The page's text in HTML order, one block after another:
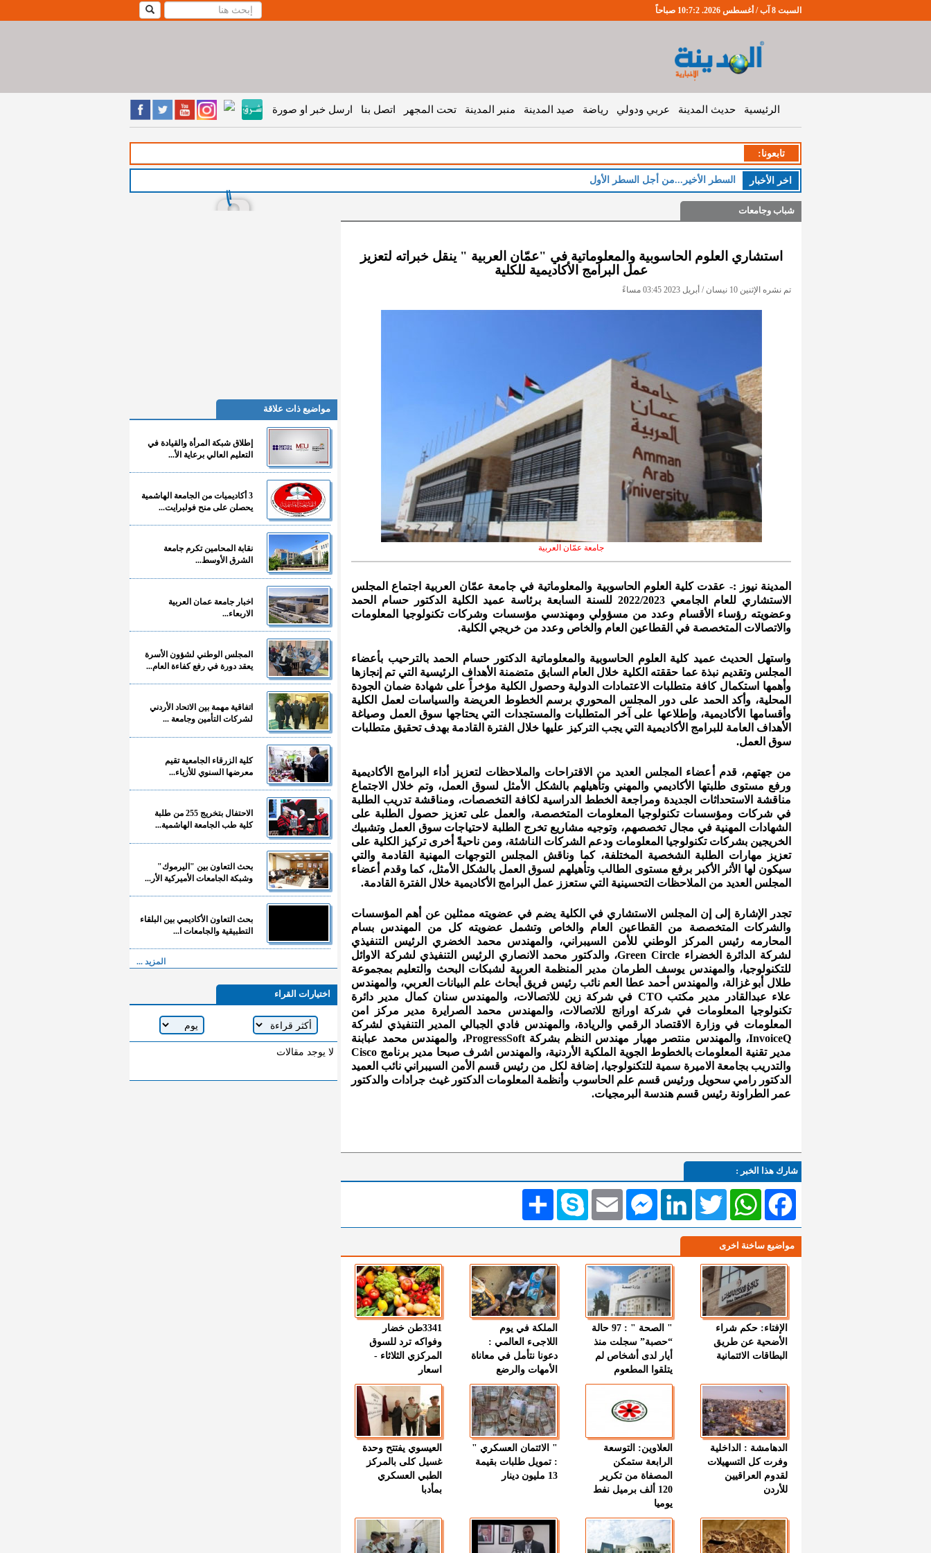
السبت 8 آب / أغسطس 2026. 10:7:3 صباحاً
الرئيسية حديث المدينة عربي ودولي رياضة صيد المدينة منبر المدينة تحت المجهر اتصل بنا ارسل خبر او صورة
تابعونا:
اخر اﻷخبار
شباب وجامعات
استشاري العلوم الحاسوبية والمعلوماتية في "عمّان العربية " ينقل خبراته لتعزيز
عمل البرامج الأكاديمية للكلية
تم نشره الإثنين 10 نيسان / أبريل 2023 03:45 مساءً
جامعة عمّان العربية
المدينة نيوز :- عقدت كلية العلوم الحاسوبية والمعلوماتية في جامعة عمّان العربية اجتماع المجلس
الاستشاري للعام الجامعي 2022/2023 للسنة السابعة برئاسة عميد الكلية الدكتور حسام الحمد
وعضويته رؤساء الأقسام وعدد من مسؤولي ومهندسي مؤسسات وشركات تكنولوجيا المعلومات
والاتصالات المتخصصة في القطاعين العام والخاص وعدد من خريجي الكلية.
واستهل الحديث عميد كلية العلوم الحاسوبية والمعلوماتية الدكتور حسام الحمد بالترحيب بأعضاء
المجلس وتقديم نبذة عما حققته الكلية خلال العام السابق متضمنة الأهداف الرئيسية التي تم إنجازها
وأهمها استكمال كافة متطلبات الاعتمادات الدولية وحصول الكلية مؤخراً على شهادة ضمان الجودة
المحلية، وأكد الحمد على دور المجلس المحوري برسم الخطوط العريضة والسياسات لعمل الكلية
وأقسامها الأكاديمية، وإطلاعها على آخر المتطلبات والمستجدات التي يحتاجها سوق العمل وصياغة
الأهداف العامة للبرامج الأكاديمية التي يجب التركيز عليها خلال الفترة القادمة بهدف تحقيق متطلبات
سوق العمل.
من جهتهم، قدم أعضاء المجلس العديد من الاقتراحات والملاحظات لتعزيز أداء البرامج الأكاديمية
ورفع مستوى طلبتها الأكاديمي والمهني وتأهيلهم بالشكل الأمثل لسوق العمل، وتم خلال الاجتماع
مناقشة الاستحداثات الجديدة ومراجعة الخطط الدراسية لكافة التخصصات، ومناقشة تدريب الطلبة
في شركات ومؤسسات تكنولوجيا المعلومات المتخصصة، والعمل على تعزيز حصول الطلبة على
الشهادات المهنية في مجال تخصصهم، وتوجيه مشاريع تخرج الطلبة لاحتياجات سوق العمل وتشبيك
الخريجين بشركات تكنولوجيا المعلومات ودعم الشركات الناشئة، ومن ناحيةً أخرى تركيز الكلية على
تعزيز مهارات الطلبة الشخصية المختلفة، كما وناقش المجلس التوجهات المهنية القادمة والتي
سيكون لها الأثر الأكبر برفع مستوى الطالب وتأهيلهم لسوق العمل بالشكل الأمثل، كما وقدم أعضاء
المجلس العديد من الملاحظات التحسينية التي ستعزز عمل البرامج الأكاديمية خلال الفترة القادمة.
تجدر الإشارة إلى إن المجلس الاستشاري في الكلية يضم في عضويته ممثلين عن أهم المؤسسات
والشركات المتخصصة من القطاعين العام والخاص وتشمل عضويته كل من المهندس بسام
المحارمه رئيس المركز الوطني للأمن السيبراني، والمهندس محمد الخضري الرئيس التنفيذي
لشركة الدائرة الخضراء Green Circle، والدكتور محمد الانصاري الرئيس التنفيذي لشركة الاوائل
للتكنولوجيا، والمهندس يوسف الطرمان مدير المنظمة العربية لشبكات البحث والتعليم بمجموعة
طلال أبو غزالة، والمهندس أحمد عطا العم نائب رئيس فريق أبحاث علم البيانات العربي، والمهندس
علاء عبدالقادر مدير مكتب CTO في شركة زين للاتصالات، والمهندس سنان كمال مدير دائرة
تكنولوجيا المعلومات في شركة اورانج للاتصالات، والمهندس محمد الصرايرة مدير مركز امن
المعلومات في وزارة الاقتصاد الرقمي والريادة، والمهندس فادي الجبالي المدير التنفيذي لشركة
InvoiceQ، والمهندس منتصر مهيار مهندس النظم بشركة ProgressSoft، والمهندس محمد عبابنة
مدير تقنية المعلومات بالخطوط الجوية الملكية الأردنية، والمهندس اشرف صبحا مدير برنامج Cisco
والتدريب بجامعة الاميرة سمية للتكنولوجيا، إضافة لكل من رئيس قسم الأمن السيبراني نائب العميد
الدكتور رامي سحويل ورئيس قسم علم الحاسوب وأنظمة المعلومات الدكتور غيث جرادات والدكتور
عمر الطراونة رئيس قسم هندسة البرمجيات.
شارك هذا الخبر :
انشر Skype EmailMessengerLinkedIn TwitterWhatsAppFacebook
مواضيع ساخنة اخرى
الإفتاء: حكم شراء
الأضحية عن طريق
البطاقات الائتمانية
" الصحة " : 97 حالة
“حصبة” سجلت منذ
أيار لدى أشخاص لم
يتلقوا المطعوم
الملكة في يوم
اللاجىء العالمي :
دعونا نتأمل في معاناة
الأمهات والرضع
3341طن خضار
وفواكه ترد للسوق
المركزي الثلاثاء -
اسعار
الدهامشة : الداخلية
وفرت كل التسهيلات
لقدوم العراقيين
للأردن
العلاوين: التوسعة
الرابعة ستمكن
المصفاة من تكرير
120 ألف برميل نفط
يوميا
" الائتمان العسكري "
: تمويل طلبات بقيمة
13 مليون دينار
العيسوي يفتتح وحدة
غسيل كلى بالمركز
الطبي العسكري
بمأدبا
مواضيع ذات علاقة
إطلاق شبكة المرأة والقيادة في
التعليم العالي برعاية الأ...
3 أكاديميات من الجامعة الهاشمية
يحصلن على منح فولبرايت...
نقابة المحامين تكرم جامعة
الشرق الأوسط...
اخبار جامعة عمان العربية
الاربعاء...
المجلس الوطني لشؤون الأسرة
يعقد دورة في رفع كفاءة العام...
اتفاقية مهمة بين الاتحاد الأردني
لشركات التأمين وجامعة ...
كلية الزرقاء الجامعية تقيم
معرضها السنوي للأزياء...
الاحتفال بتخريج 255 من طلبة
كلية طب الجامعة الهاشمية...
بحث التعاون بين "اليرموك"
وشبكة الجامعات الأميركية الأر...
بحث التعاون الأكاديمي بين البلقاء
التطبيقية والجامعات ا...
المزيد ...
اختيارات القراء
لا يوجد مقالات